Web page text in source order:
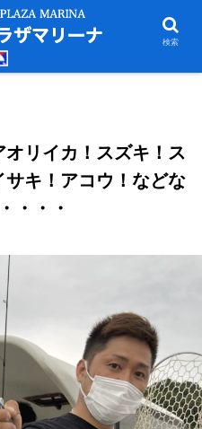
リイカ！スズキ！ス
サキ！アコウ！などな
・・・
検索